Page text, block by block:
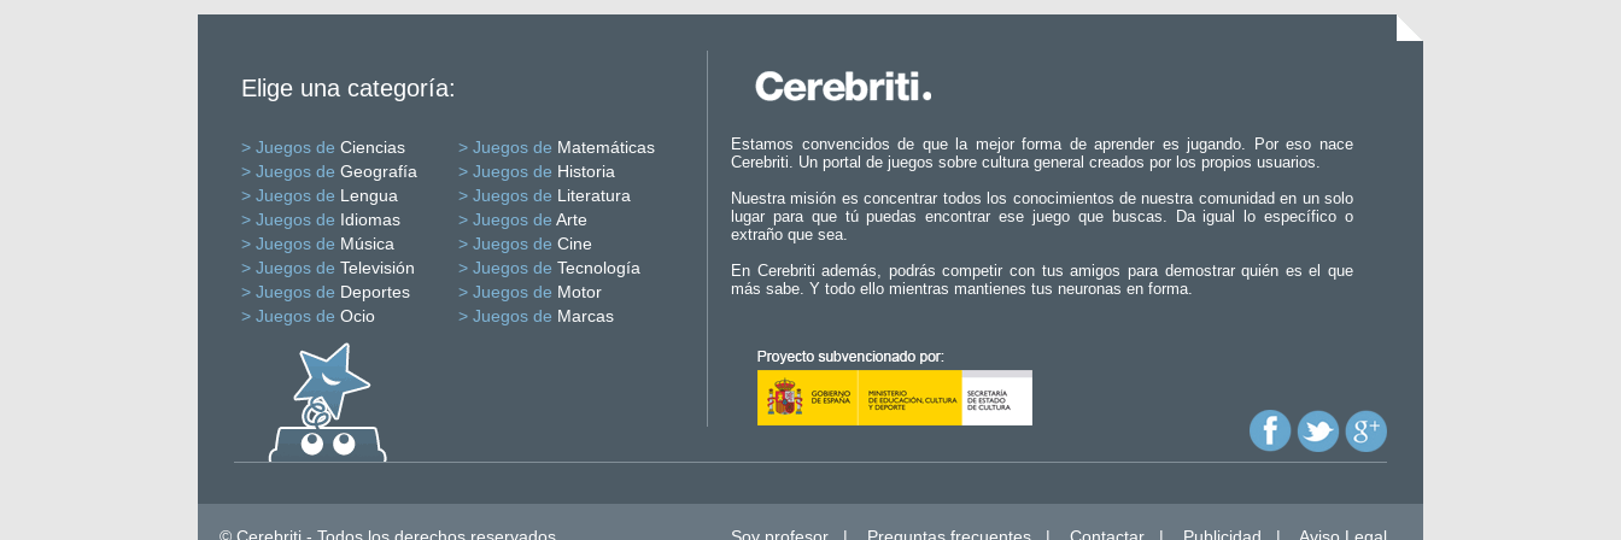
Elige una categoría:
> Juegos de Ciencias > Juegos de Matemáticas
> Juegos de Geografía > Juegos de Historia
> Juegos de Lengua > Juegos de Literatura
> Juegos de Idiomas > Juegos de Arte
> Juegos de Música > Juegos de Cine
> Juegos de Televisión > Juegos de Tecnología
> Juegos de Deportes > Juegos de Motor
> Juegos de Ocio > Juegos de Marcas
Estamos convencidos de que la mejor forma de aprender es jugando. Por eso nace
Cerebriti. Un portal de juegos sobre cultura general creados por los propios usuarios.
Nuestra misión es concentrar todos los conocimientos de nuestra comunidad en un solo
lugar para que tú puedas encontrar ese juego que buscas. Da igual lo específico o
extraño que sea.
En Cerebriti además, podrás competir con tus amigos para demostrar quién es el que
más sabe. Y todo ello mientras mantienes tus neuronas en forma.